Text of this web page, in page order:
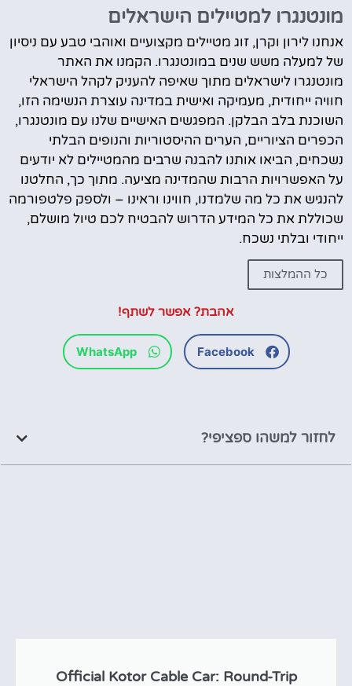
מונטנגרו למטיילים הישראלים
אנחנו לירון וקרן, זוג מטיילים מקצועיים ואוהבי טבע עם ניסיון
של למעלה משש שנים במונטנגרו. הקמנו את האתר
מונטנגרו לישראלים מתוך שאיפה להעניק לקהל הישראלי
חוויה ייחודית, מעמיקה ואישית במדינה עוצרת הנשימה הזו,
השוכנת בלב הבלקן. המפגשים האישיים שלנו עם מונטנגרו,
הכפרים הציוריים, הערים ההיסטוריות והנופים הבלתי
נשכחים, הביאו אותנו להבנה שרבים מהמטיילים לא יודעים
על האפשרויות הרבות שהמדינה מציעה. מתוך כך, החלטנו
להנגיש את כל מה שלמדנו, חווינו וראינו – ולספק פלטפורמה
שכוללת את כל המידע הדרוש להבטיח לכם טיול מושלם,
ייחודי ובלתי נשכח.
כל ההמלצות
אהבת? אפשר לשתף!
Facebook
WhatsApp
לחזור למשהו ספציפי?
Official Kotor Cable Car: Round-Trip